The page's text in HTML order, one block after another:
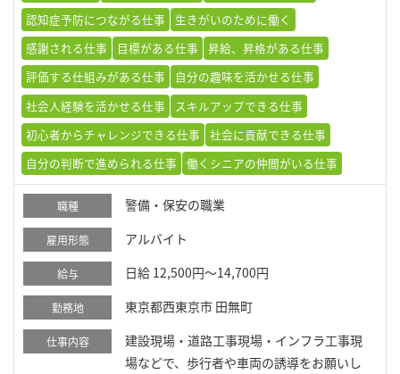
認知症予防につながる仕事
生きがいのために働く
感謝される仕事
目標がある仕事
昇給、昇格がある仕事
評価する仕組みがある仕事
自分の趣味を活かせる仕事
社会人経験を活かせる仕事
スキルアップできる仕事
初心者からチャレンジできる仕事
社会に貢献できる仕事
自分の判断で進められる仕事
働くシニアの仲間がいる仕事
職種 警備・保安の職業
雇用形態 アルバイト
給与 日給 12,500円～14,700円
勤務地 東京都西東京市 田無町
仕事内容
建設現場・道路工事現場・インフラ工事現
場などで、歩行者や車両の誘導をお願いし